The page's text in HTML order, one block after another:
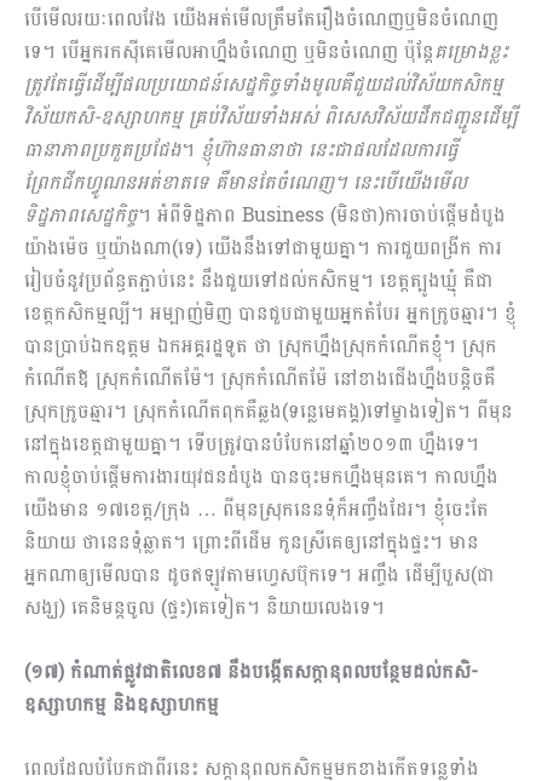
បើមើលរយៈពេលវែង យើងអត់មើលត្រឹមតែរឿងចំណេញឬមិនចំណេញ
ទេ។ បើអ្នករកស៊ីគេមើលអាហ្នឹងចំណេញ ឬមិនចំណេញ ប៉ុន្តែគម្រោងខ្លះ
ត្រូវតែធ្វើដើម្បីផលប្រយោជន៍សេដ្ឋកិច្ចទាំងមូលគឺជួយដល់វិស័យកសិ​កម្ម
វិស័យកសិ-ឧស្សាហកម្ម គ្រប់វិស័យទាំងអស់ ពិសេសវិស័យដឹកជញ្ជូនដើម្បី
ធានាភាពប្រកួតប្រ​ជែង។ ខ្ញុំហ៊ានធានាថា នេះជាផលដែលការធ្វើ
ព្រែកជីកហ្វូណនអត់ខាតទេ គឺមានតែចំណេញ។ នេះបើយើងមើល
ទិដ្ឋភាពសេដ្ឋកិច្ច។ អំពីទិដ្ឋភាព Business (មិនថា)ការចាប់ផ្តើមដំបូង
យ៉ាងម៉េច ឬយ៉ាងណា(ទេ) យើងនឹងទៅជាមួយគ្នា។ ការជួយពង្រីក ការ
រៀបចំនូវប្រព័ន្ធតភ្ជាប់នេះ នឹងជួយទៅដល់កសិកម្ម។ ខេត្តត្បូងឃ្មុំ គឺជា
ខេត្តកសិកម្មល្បី។ អម្បាញ់មិញ បានជួបជាមួយអ្នកតំបែរ អ្នកក្រូចឆ្មារ។ ខ្ញុំ
បានប្រាប់ឯកឧត្តម ឯកអគ្គរដ្ឋទូត ថា ស្រុកហ្នឹងស្រុកកំណើតខ្ញុំ។ ស្រុក
កំណើតឪ ស្រុកកំណើតម៉ែ។ ស្រុកកំណើតម៉ែ នៅខាងជើងហ្នឹងបន្តិចគឺ
ស្រុកក្រូចឆ្មារ។ ស្រុកកំណើតពុកគឺឆ្លង(ទន្លេមេគង្គ)ទៅម្ខាងទៀត។ ពីមុន
នៅក្នុងខេត្តជាមួយគ្នា។ ទើបត្រូវបានបំបែកនៅឆ្នាំ២០១៣ ហ្នឹងទេ។
កាលខ្ញុំចាប់ផ្តើមការងារយុវជនដំបូង បានចុះមកហ្នឹងមុនគេ។ កាលហ្នឹង
យើងមាន ១៧ខេត្ត/ក្រុង … ពីមុនស្រុកនេនទុំក៏អញ្ចឹងដែរ។ ខ្ញុំចេះតែ
និយាយ ថានេនទុំឆ្លាត។ ព្រោះពីដើម កូនស្រីគេ​ឲ្យ​នៅ​ក្នុងផ្ទះ។ មាន
អ្នកណាឲ្យមើលបាន ដូចឥឡូវតាមហ្វេសប៊ុកទេ។ អញ្ចឹង ដើម្បីបួស(ជា
សង្ឃ) គេនិមន្ដចូល (ផ្ទះ)គេទៀត។ និយាយលេងទេ។
(១៧) កំណាត់ផ្លូវជាតិលេខ៧ នឹងបង្កើតសក្ដានុពលបន្ថែមដល់កសិ-
ឧស្សាហកម្ម និងឧស្សាហកម្ម
ពេលដែលបំបែក​ជាពីរនេះ សក្ដានុពល​កសិកម្ម​មក​ខាង​កើត​ទន្លេ​ទាំង